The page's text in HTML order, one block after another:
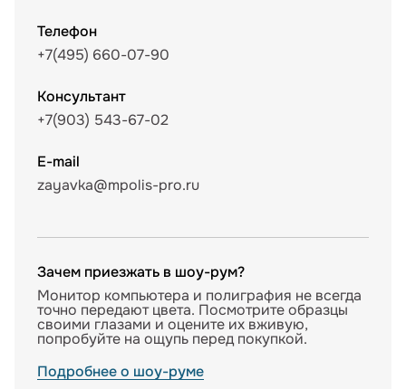
Телефон
+7(495) 660-07-90
Консультант
+7(903) 543-67-02
E-mail
zayavka@mpolis-pro.ru
Зачем приезжать в шоу-рум?
Монитор компьютера и полиграфия не всегда
точно передают цвета. Посмотрите образцы
своими глазами и оцените их вживую,
попробуйте на ощупь перед покупкой.
Подробнее о шоу-руме